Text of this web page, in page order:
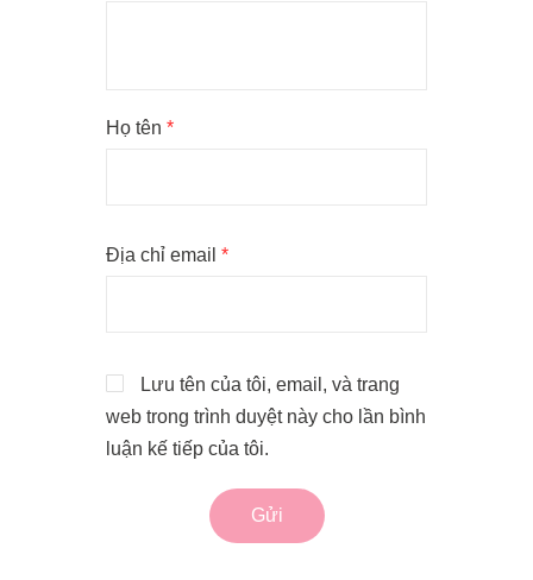
Họ tên *
Địa chỉ email *
Lưu tên của tôi, email, và trang
web trong trình duyệt này cho lần bình
luận kế tiếp của tôi.